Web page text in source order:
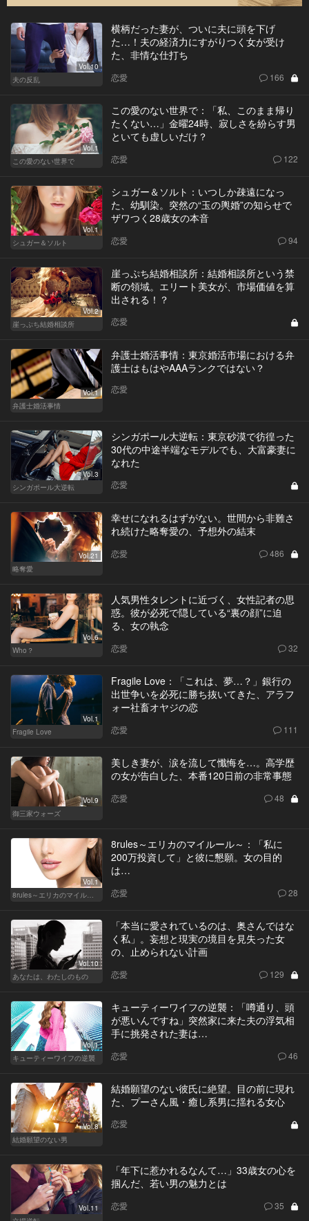
Vol.10
夫の反乱
横柄だった妻が、ついに夫に頭を下げ
た…！夫の経済力にすがりつく女が受け
た、非情な仕打ち
恋愛 166
Vol.1
この愛のない世界で
この愛のない世界で：「私、このまま帰り
たくない…」金曜24時、寂しさを紛らす男
といても虚しいだけ？
恋愛 122
Vol.1
シュガー＆ソルト
シュガー＆ソルト：いつしか疎遠になっ
た、幼馴染。突然の“玉の輿婚”の知らせで
ザワつく28歳女の本音
恋愛 94
Vol.2
崖っぷち結婚相談所
崖っぷち結婚相談所：結婚相談所という禁
断の領域。エリート美女が、市場価値を算
出される！？
恋愛
Vol.1
弁護士婚活事情
弁護士婚活事情：東京婚活市場における弁
護士はもはやAAAランクではない？
恋愛
Vol.3
シンガポール大逆転
シンガポール大逆転：東京砂漠で彷徨った
30代の中途半端なモデルでも、大富豪妻に
なれた
恋愛
Vol.21
略奪愛
幸せになれるはずがない。世間から非難さ
れ続けた略奪愛の、予想外の結末
恋愛 486
Vol.6
Who？
人気男性タレントに近づく、女性記者の思
惑。彼が必死で隠している“裏の顔”に迫
る、女の執念
恋愛 32
Vol.1
Fragile Love
Fragile Love：「これは、夢…？」銀行の
出世争いを必死に勝ち抜いてきた、アラフ
ォー社畜オヤジの恋
恋愛 111
Vol.9
御三家ウォーズ
美しき妻が、涙を流して懺悔を…。高学歴
の女が告白した、本番120日前の非常事態
恋愛 48
Vol.1
8rules～エリカのマイルール～：「私に
200万投資して」と彼に懇願。女の目的
は…
恋愛 28
Vol.10
あなたは、わたしのもの
「本当に愛されているのは、奥さんではな
く私」。妄想と現実の境目を見失った女
の、止められない計画
恋愛 129
Vol.1
キューティーワイフの逆襲
キューティーワイフの逆襲：「噂通り、頭
が悪いんですね」突然家に来た夫の浮気相
手に挑発された妻は…
恋愛 46
Vol.8
結婚願望のない男
結婚願望のない彼氏に絶望。目の前に現れ
た、プーさん風・癒し系男に揺れる女心
恋愛
Vol.11
「年下に惹かれるなんて…」33歳女の心を
掴んだ、若い男の魅力とは
恋愛 35